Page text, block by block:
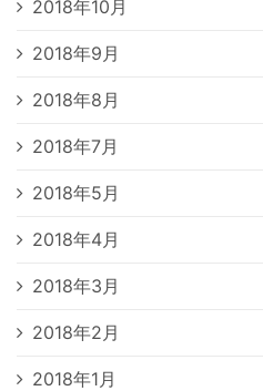
2018年10月
2018年9月
2018年8月
2018年7月
2018年5月
2018年4月
2018年3月
2018年2月
2018年1月